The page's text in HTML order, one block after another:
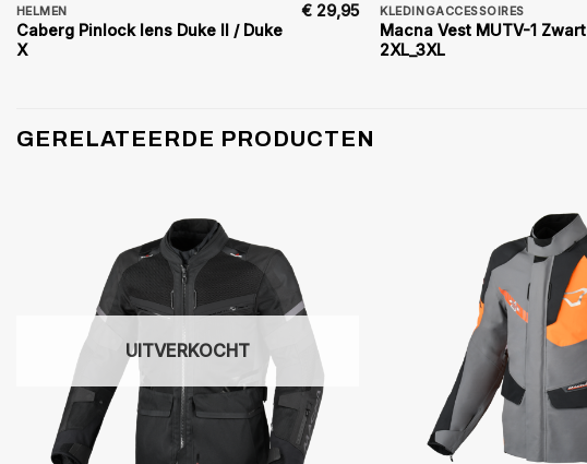
HELMEN
Caberg Pinlock lens Duke II / Duke
X
€29,95 KLEDINGACCESSOIRES
Macna Vest MUTV-1 Zwart
2XL_3XL
GERELATEERDE PRODUCTEN
UITVERKOCHT